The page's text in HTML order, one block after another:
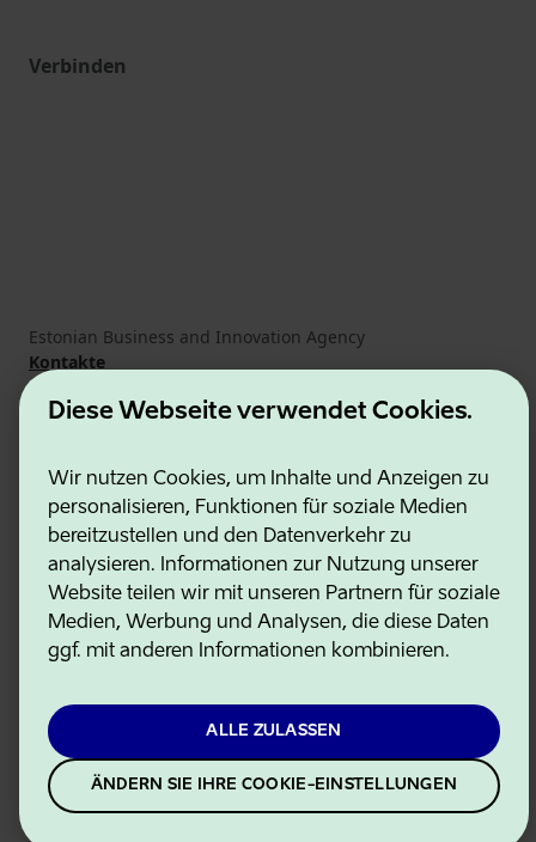
Diese Webseite verwendet Cookies.
Wir nutzen Cookies, um Inhalte und Anzeigen zu
personalisieren, Funktionen für soziale Medien
bereitzustellen und den Datenverkehr zu
analysieren. Informationen zur Nutzung unserer
Website teilen wir mit unseren Partnern für soziale
Medien, Werbung und Analysen, die diese Daten
ggf. mit anderen Informationen kombinieren.
ALLE ZULASSEN
ÄNDERN SIE IHRE COOKIE-EINSTELLUNGEN
Verbinden
Estonian Business and Innovation Agency
Kontakte
Kooperationspartner
Nutzungsbedingungen